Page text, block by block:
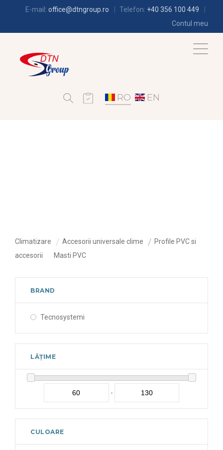
E-mail: office@dtngroup.ro Telefon: +40 356 100 449
Contul meu
RO EN
Climatizare Accesorii universale clime
Profile PVC si
accesorii
Masti PVC
BRAND
Tecnosystemi
LĂȚIME
-
CULOARE